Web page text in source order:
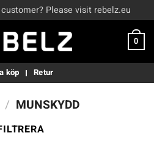
Please visit rebelz.eu
0
köp Retur
/ MUNSKYDD